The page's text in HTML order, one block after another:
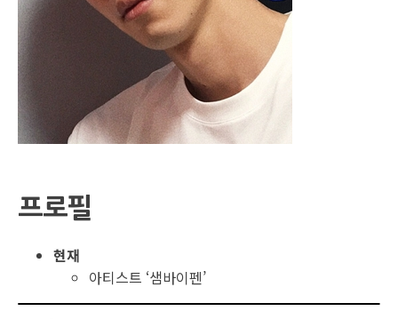
프로필
현재
아티스트 ‘샘바이펜’